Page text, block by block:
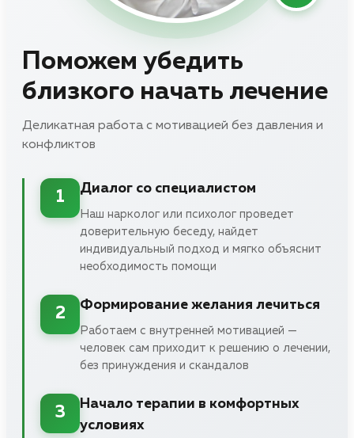
Поможем убедить
близкого начать лечение
Деликатная работа с мотивацией без давления и
конфликтов
1
Диалог со специалистом
Наш нарколог или психолог проведет
доверительную беседу, найдет
индивидуальный подход и мягко объяснит
необходимость помощи
2
Формирование желания лечиться
Работаем с внутренней мотивацией —
человек сам приходит к решению о лечении,
без принуждения и скандалов
3
Начало терапии в комфортных
условиях